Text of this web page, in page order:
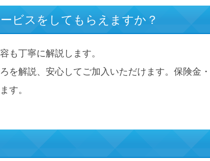
ビスをしてもらえますか？
も丁寧に解説します。
を解説、安心してご加入いただけます。保険金
す。